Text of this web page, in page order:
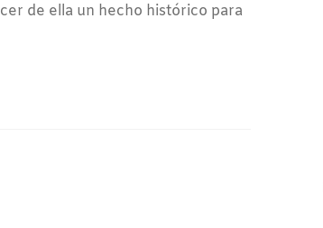
de ella un hecho histórico para